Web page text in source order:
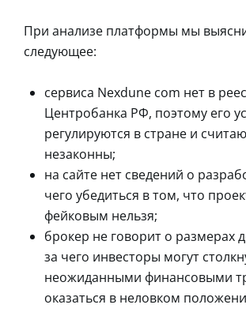
При анализе платформы мы
следующее:
сервиса Nexdune com нет в
Центробанка РФ, поэтому его
регулируются в стране и
незаконны;
на сайте нет сведений о
чего убедиться в том, что
фейковым нельзя;
брокер не говорит о размерах
за чего инвесторы могут
неожиданными финансовыми
оказаться в неловком